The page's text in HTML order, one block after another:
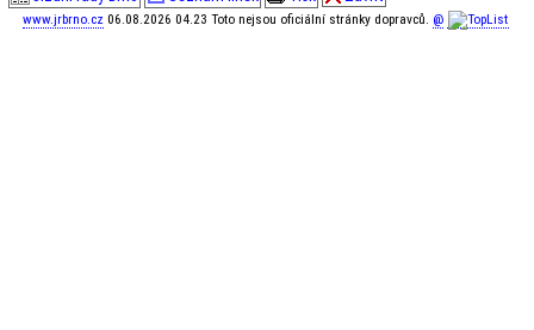
www.jrbrno.cz 06.08.2026 04.23 Toto nejsou oficiální stránky dopravců. @